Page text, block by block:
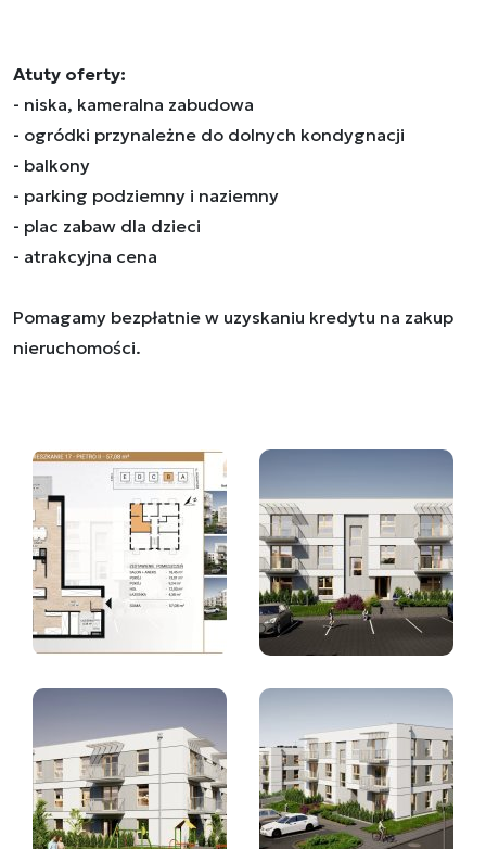
Atuty oferty:
- niska, kameralna zabudowa
- ogródki przynależne do dolnych kondygnacji
- balkony
- parking podziemny i naziemny
- plac zabaw dla dzieci
- atrakcyjna cena
Pomagamy bezpłatnie w uzyskaniu kredytu na zakup
nieruchomości.